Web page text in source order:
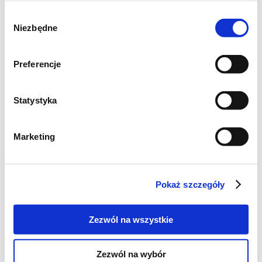
zgody
Niezbędne
Preferencje
Statystyka
Marketing
Pokaż szczegóły
Zezwól na wszystkie
Zezwól na wybór